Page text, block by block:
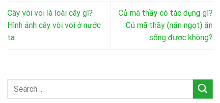
Cây vòi voi là loài cây gì?
Hình ảnh cây vòi voi ở nước
ta
Củ mã thầy có tác dụng gì?
Củ mã thầy (năn ngọt) ăn
sống được không?